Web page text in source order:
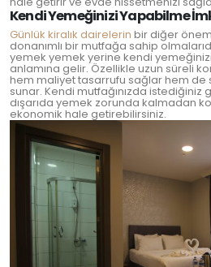
Kendi Yemeğinizi Yapabilme
Günlük kiralık dairelerin bir diğer
donanımlı bir mutfağa sahip
yemek yemek yerine kendi
anlamına gelir. Özellikle uzun süreli
hem maliyet tasarrufu sağlar hem de
sunar. Kendi mutfağınızda
dışarıda yemek zorunda kalmadan
ekonomik hale getirebilirsiniz.